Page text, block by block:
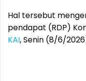
Hal tersebut
pendapat (RDP)
KAI, Senin (8/6/